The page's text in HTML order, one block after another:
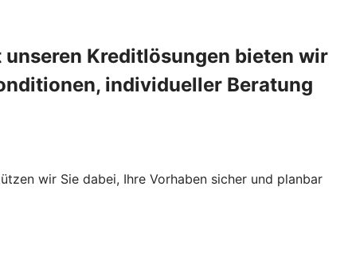
Kreditlösungen bieten wir
individueller Beratung
wir Sie dabei, Ihre Vorhaben sicher und planbar